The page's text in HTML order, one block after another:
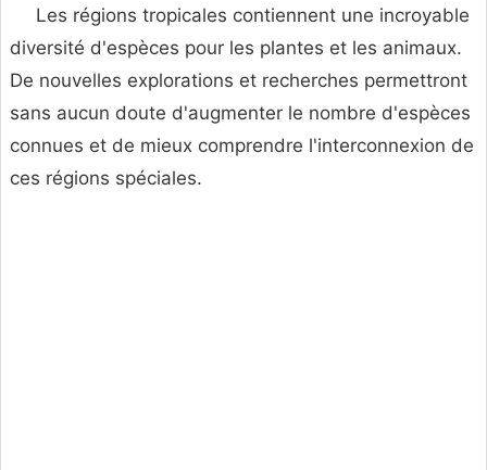
Les régions tropicales contiennent une incroyable
diversité d'espèces pour les plantes et les animaux.
De nouvelles explorations et recherches permettront
sans aucun doute d'augmenter le nombre d'espèces
connues et de mieux comprendre l'interconnexion de
ces régions spéciales.